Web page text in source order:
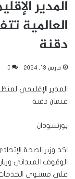
المدير
العالمية
دقنة
مارس 13, 2024 0
المدير الإقليمي
عثمان دقنة
بورتسودان
اكد وزير الصحة
الوقوف الميداني
على مستوى الخدمات